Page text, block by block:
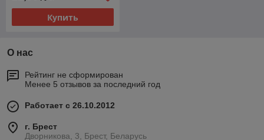
Купить
О нас
Рейтинг не сформирован
Менее 5 отзывов за последний год
Работает с 26.10.2012
г. Брест
Дворникова, 3, Брест, Беларусь